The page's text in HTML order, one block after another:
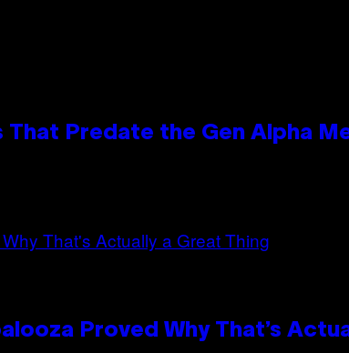
Predate the Gen Alpha
Proved Why That’s